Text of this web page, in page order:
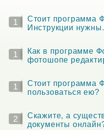
1
Стоит программа
Инструкции
1
Как в программе
фотошопе
1
Стоит программа
пользоваться ею?
2
Скажите, а
документы